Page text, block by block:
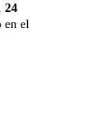
24
en el